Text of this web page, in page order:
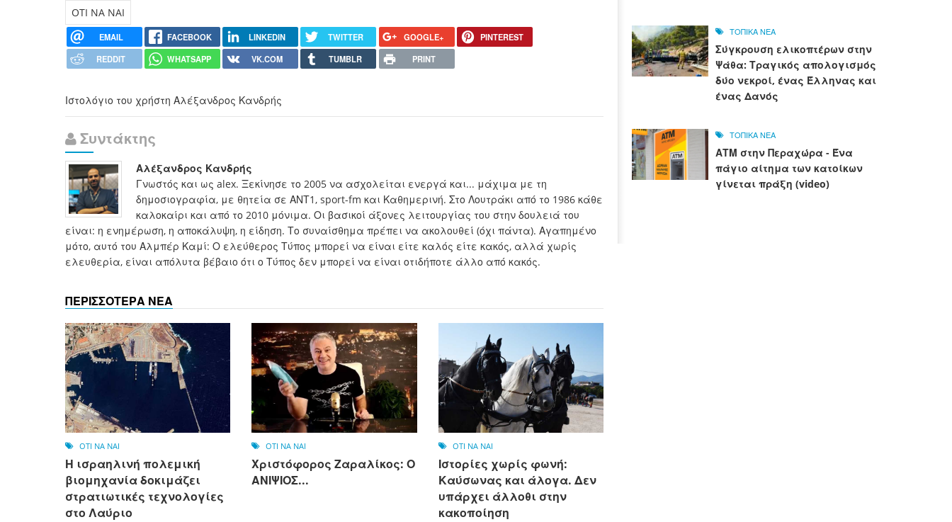
OTI NA NAI
EMAIL FACEBOOK LINKEDIN TWITTER GOOGLE+
PINTEREST
REDDIT
WHATSAPP VK.COM TUMBLR PRINT
Ιστολόγιο του χρήστη Αλέξανδρος Κανδρής
Συντάκτης
Αλέξανδρος Κανδρής
Γνωστός και ως alex. Ξεκίνησε το 2005 να ασχολείται ενεργά και... μάχιμα με τη
δημοσιογραφία, με θητεία σε ΑΝΤ1, sport-fm και Καθημερινή. Στο Λουτράκι από το 1986 κάθε
καλοκαίρι και από το 2010 μόνιμα. Οι βασικοί άξονες λειτουργίας του στην δουλειά του
είναι: η ενημέρωση, η αποκάλυψη, η είδηση. Το συναίσθημα πρέπει να ακολουθεί (όχι πάντα). Αγαπημένο
μότο, αυτό του Αλμπέρ Καμί: Ο ελεύθερος Τύπος μπορεί να είναι είτε καλός είτε κακός, αλλά χωρίς
ελευθερία, είναι απόλυτα βέβαιο ότι ο Τύπος δεν μπορεί να είναι οτιδήποτε άλλο από κακός.
ΠΕΡΙΣΣΟΤΕΡΑ ΝΕΑ
OTI NA NAI
Η ισραηλινή πολεμική
βιομηχανία δοκιμάζει
στρατιωτικές τεχνολογίες
στο Λαύριο
OTI NA NAI
Χριστόφορος Ζαραλίκος: Ο
ΑΝΙΨΙΟΣ...
OTI NA NAI
Ιστορίες χωρίς φωνή:
Καύσωνας και άλογα. Δεν
υπάρχει άλλοθι στην
κακοποίηση
ΤΟΠΙΚΑ ΝΕΑ
Σύγκρουση ελικοπτέρων στην
Ψάθα: Τραγικός απολογισμός
δύο νεκροί, ένας Έλληνας και
ένας Δανός
ΤΟΠΙΚΑ ΝΕΑ
ΑΤΜ στην Περαχώρα - Ένα
πάγιο αίτημα των κατοίκων
γίνεται πράξη (video)